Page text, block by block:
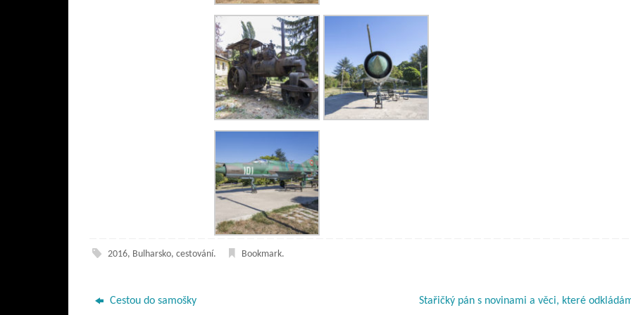
2016, Bulharsko,cestování. Bookmark.
Cestou do samošky Stařičký pán s novinami a věci, které